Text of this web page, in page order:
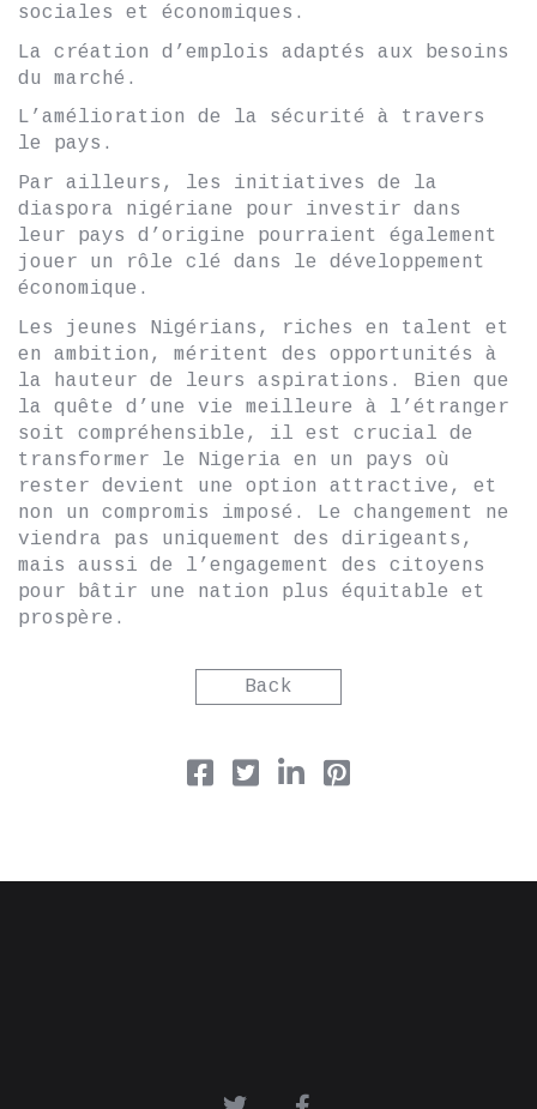
sociales et économiques.
La création d’emplois adaptés aux besoins
du marché.
L’amélioration de la sécurité à travers
le pays.
Par ailleurs, les initiatives de la
diaspora nigériane pour investir dans
leur pays d’origine pourraient également
jouer un rôle clé dans le développement
économique.
Les jeunes Nigérians, riches en talent et
en ambition, méritent des opportunités à
la hauteur de leurs aspirations. Bien que
la quête d’une vie meilleure à l’étranger
soit compréhensible, il est crucial de
transformer le Nigeria en un pays où
rester devient une option attractive, et
non un compromis imposé. Le changement ne
viendra pas uniquement des dirigeants,
mais aussi de l’engagement des citoyens
pour bâtir une nation plus équitable et
prospère.
Back